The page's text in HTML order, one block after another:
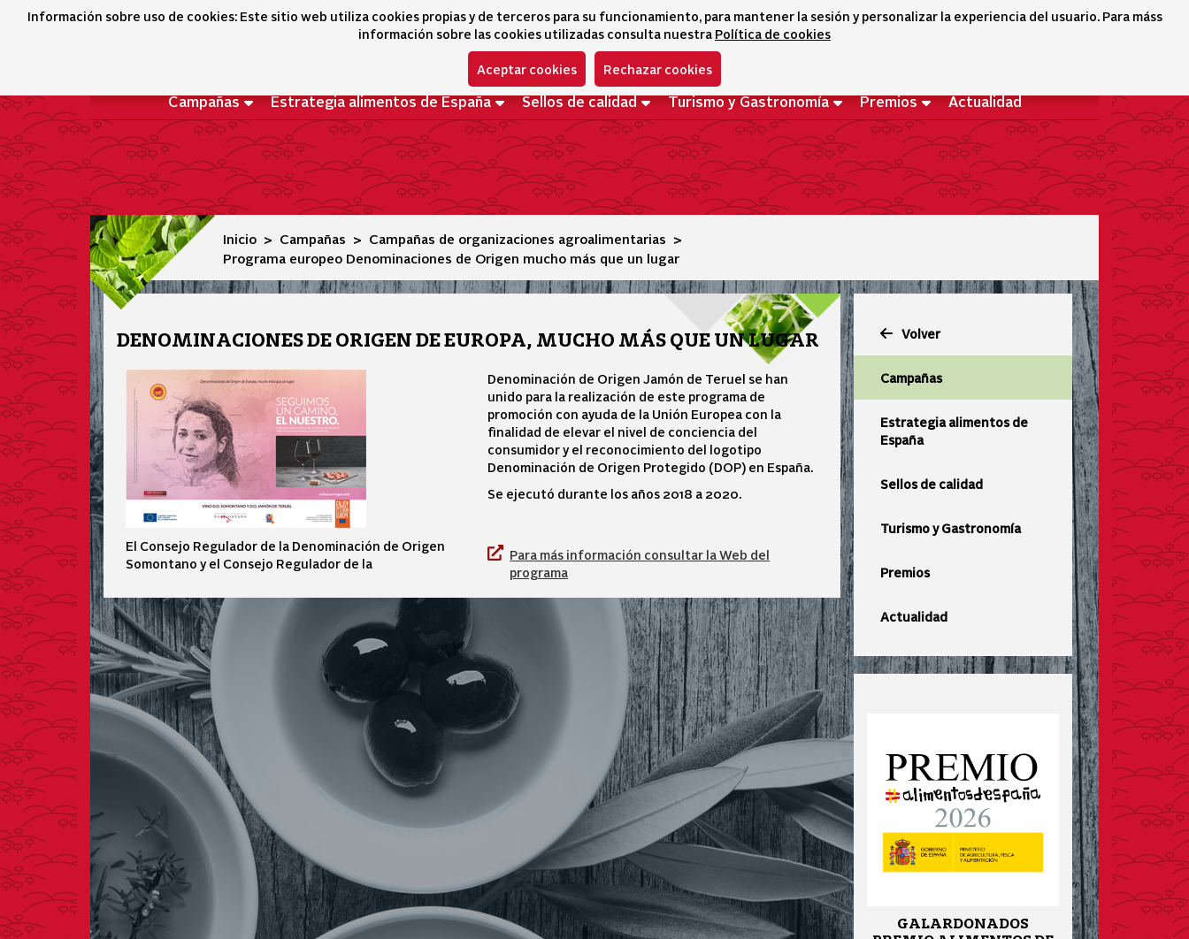
Información sobre uso de cookies: Este sitio web utiliza cookies propias y de terceros para su funcionamiento, para mantener la sesión y personalizar la experiencia del usuario. Para máss
información sobre las cookies utilizadas consulta nuestra Política de cookies
Aceptar cookies Rechazar cookies
Campañas Estrategia alimentos de España Sellos de calidad Turismo y Gastronomía Premios Actualidad
Programa europeo Denominaciones de Origen mucho más que un lugar
Inicio Campañas
Campañas de organizaciones agroalimentarias
Programa europeo Denominaciones de Origen mucho más que un lugar
DENOMINACIONES DE ORIGEN DE EUROPA, MUCHO MÁS QUE UN LUGAR
El Consejo Regulador de la Denominación de Origen
Somontano y el Consejo Regulador de la
Denominación de Origen Jamón de Teruel se han
unido para la realización de este programa de
promoción con ayuda de la Unión Europea con la
finalidad de elevar el nivel de conciencia del
consumidor y el reconocimiento del logotipo
Denominación de Origen Protegido (DOP) en España.
Se ejecutó durante los años 2018 a 2020.
Para más información consultar la Web del
programa
Volver
Campañas
Estrategia alimentos de
España
Sellos de calidad
Turismo y Gastronomía
Premios
Actualidad
GALARDONADOS